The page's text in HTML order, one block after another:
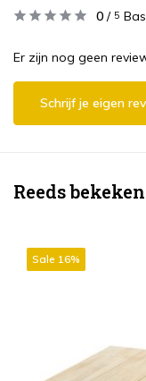
0 / 5
Er zijn nog geen
Schrijf je eigen
Reeds bekeken
Sale 16%